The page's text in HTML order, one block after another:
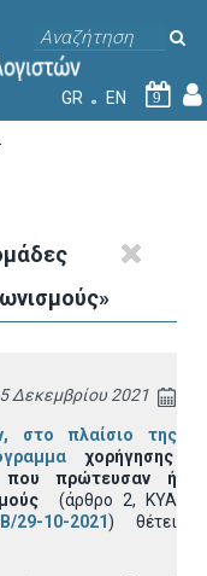
GR EN 9
Δεκεμβρίου 2021
στο πλαίσιο της
χορήγησης
πρώτευσαν ή
(άρθρο 2, ΚΥΑ
29-10-2021) θέτει